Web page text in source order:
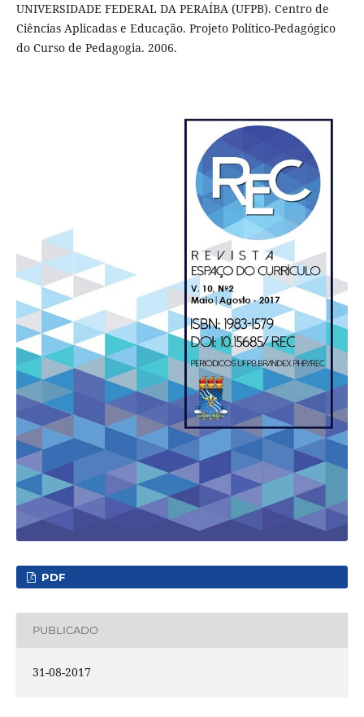
UNIVERSIDADE FEDERAL DA PERAÍBA (UFPB). Centro de
Ciências Aplicadas e Educação. Projeto Político-Pedagógico
do Curso de Pedagogia. 2006.
PDF
PUBLICADO
31-08-2017